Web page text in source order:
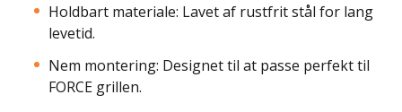
Holdbart materiale: Lavet af rustfrit stål for lang
levetid.
Nem montering: Designet til at passe perfekt til
FORCE grillen.